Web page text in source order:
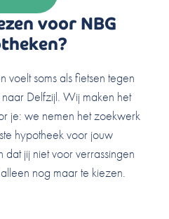
voor NBG
voelt soms als fietsen tegen
Delfzijl. Wij maken het
je: we nemen het zoekwerk
hypotheek voor jouw
jij niet voor verrassingen
nog maar te kiezen.